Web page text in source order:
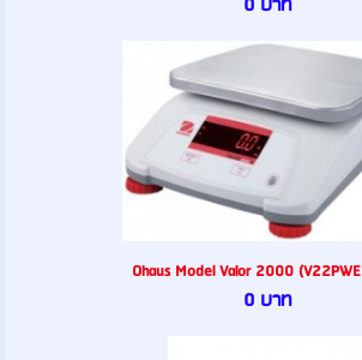
0 บาท
Ohaus Model Valor 2000
0 บาท